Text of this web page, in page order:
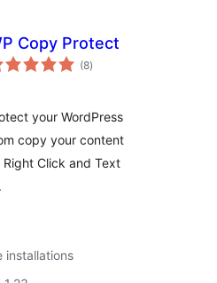
Copy Protect
(8total
ratings
)
your WordPress
copy your content
Click and Text
installations